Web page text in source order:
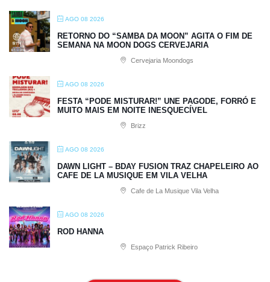
AGO 08 2026
RETORNO DO “SAMBA DA MOON” AGITA O FIM DE
SEMANA NA MOON DOGS CERVEJARIA
Cervejaria Moondogs
AGO 08 2026
FESTA “PODE MISTURAR!” UNE PAGODE, FORRÓ E
MUITO MAIS EM NOITE INESQUECÍVEL
Brizz
AGO 08 2026
DAWN LIGHT – BDAY FUSION TRAZ CHAPELEIRO AO
CAFE DE LA MUSIQUE EM VILA VELHA
Cafe de La Musique Vila Velha
AGO 08 2026
ROD HANNA
Espaço Patrick Ribeiro